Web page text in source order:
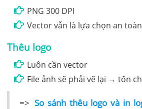
PNG 300 DPI
Vector vẫn là lựa chọn an toàn
Thêu logo
Luôn cần vector
File ảnh sẽ phải vẽ lại → tốn
=> So sánh thêu logo và in